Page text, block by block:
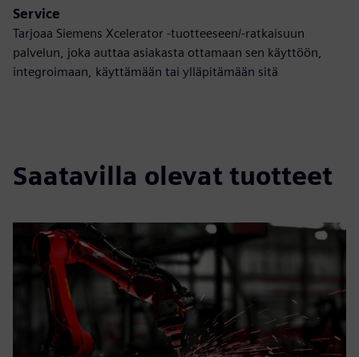
Service
Tarjoaa Siemens Xcelerator -tuotteeseen/-ratkaisuun
palvelun, joka auttaa asiakasta ottamaan sen käyttöön,
integroimaan, käyttämään tai ylläpitämään sitä
Saatavilla olevat tuotteet